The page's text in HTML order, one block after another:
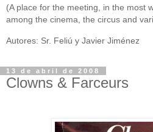
(A place for the meeting, in the most
among the cinema, the circus and
Autores: Sr. Feliú y Javier Jiménez
13 de abril de 2008
Clowns & Farceurs